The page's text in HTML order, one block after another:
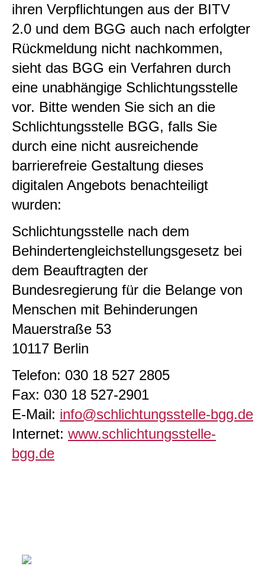
ihren Verpflichtungen aus der BITV
2.0 und dem BGG auch nach erfolgter
Rückmeldung nicht nachkommen,
sieht das BGG ein Verfahren durch
eine unabhängige Schlichtungsstelle
vor. Bitte wenden Sie sich an die
Schlichtungsstelle BGG, falls Sie
durch eine nicht ausreichende
barrierefreie Gestaltung dieses
digitalen Angebots benachteiligt
wurden:
Schlichtungsstelle nach dem
Behindertengleichstellungsgesetz bei
dem Beauftragten der
Bundesregierung für die Belange von
Menschen mit Behinderungen
Mauerstraße 53
10117 Berlin
Telefon: 030 18 527 2805
Fax: 030 18 527-2901
E-Mail: info@schlichtungsstelle-bgg.de
Internet: www.schlichtungsstelle-
bgg.de